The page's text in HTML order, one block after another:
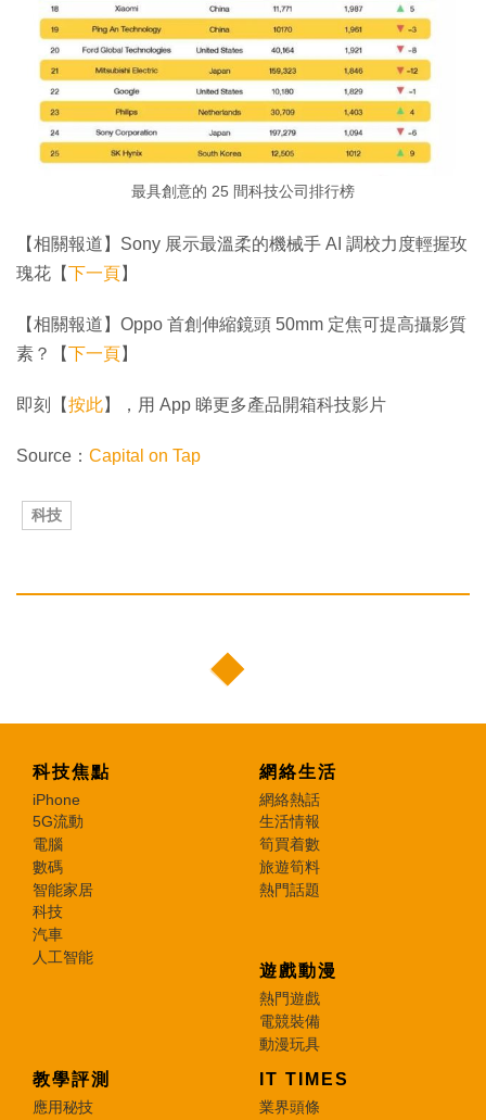
最具創意的 25 間科技公司排行榜
【相關報道】Sony 展示最溫柔的機械手 AI 調校力度輕握玫
瑰花【下一頁】
【相關報道】Oppo 首創伸縮鏡頭 50mm 定焦可提高攝影質
素？【下一頁】
即刻【按此】，用 App 睇更多產品開箱科技影片
Source： Capital on Tap
科技
科技焦點
iPhone
5G流動
電腦
數碼
智能家居
科技
汽車
人工智能
網絡生活
網絡熱話
生活情報
筍買着數
旅遊筍料
熱門話題
遊戲動漫
熱門遊戲
電競裝備
動漫玩具
教學評測
應用秘技
IT TIMES
業界頭條